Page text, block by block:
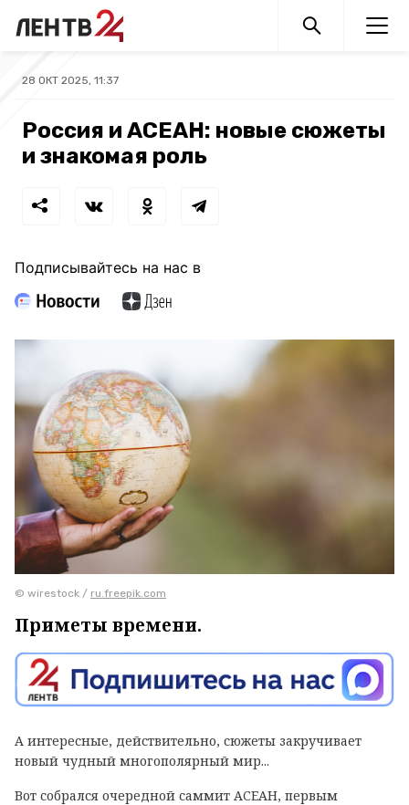
28 ОКТ 2025, 11:37
Россия и АСЕАН: новые сюжеты
и знакомая роль
Подписывайтесь на нас в
© wirestock / ru.freepik.com
Приметы времени.
А интересные, действительно, сюжеты закручивает
новый чудный многополярный мир...
Вот собрался очередной саммит АСЕАН, первым